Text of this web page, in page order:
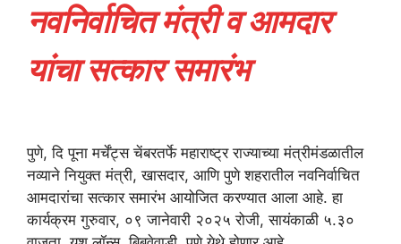
नवनिर्वाचित मंत्री व आमदार
यांचा सत्कार समारंभ
पुणे, दि पूना मर्चेंट्स चेंबरतर्फे महाराष्ट्र राज्याच्या मंत्रीमंडळातील
नव्याने नियुक्त मंत्री, खासदार, आणि पुणे शहरातील नवनिर्वाचित
आमदारांचा सत्कार समारंभ आयोजित करण्यात आला आहे. हा
कार्यक्रम गुरुवार, ०९ जानेवारी २०२५ रोजी, सायंकाळी ५.३०